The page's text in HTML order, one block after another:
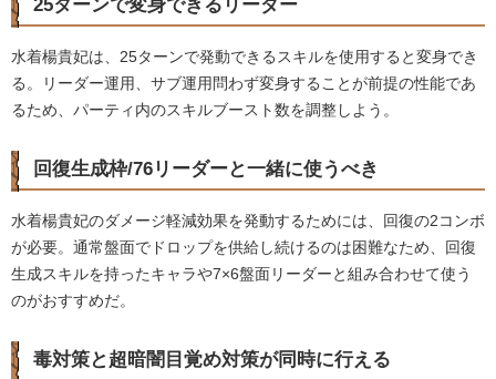
25ターンで変身できるリーダー
水着楊貴妃は、25ターンで発動できるスキルを使用すると変身でき
る。リーダー運用、サブ運用問わず変身することが前提の性能であ
るため、パーティ内のスキルブースト数を調整しよう。
回復生成枠/76リーダーと一緒に使うべき
水着楊貴妃のダメージ軽減効果を発動するためには、回復の2コンボ
が必要。通常盤面でドロップを供給し続けるのは困難なため、回復
生成スキルを持ったキャラや7×6盤面リーダーと組み合わせて使う
のがおすすめだ。
毒対策と超暗闇目覚め対策が同時に行える